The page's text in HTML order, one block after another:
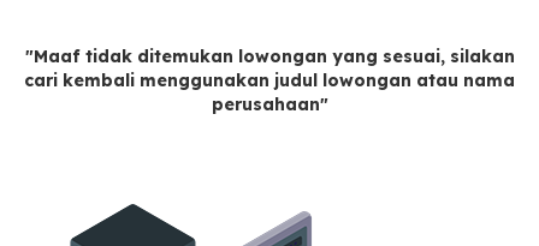
"Maaf tidak ditemukan lowongan yang sesuai, silakan
cari kembali menggunakan judul lowongan atau nama
perusahaan"